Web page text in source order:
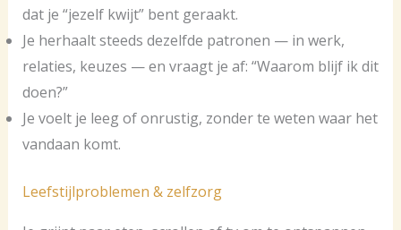
dat je “jezelf kwijt” bent geraakt.
Je herhaalt steeds dezelfde patronen — in werk,
relaties, keuzes — en vraagt je af: “Waarom blijf ik dit
doen?”
Je voelt je leeg of onrustig, zonder te weten waar het
vandaan komt.
Leefstijlproblemen & zelfzorg